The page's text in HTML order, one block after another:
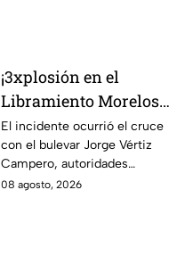
¡3xplosión en el
Libramiento Morelos
en León! Genera la
movilización de los
cuerpos de emergencia;
esto sabemos
El incidente ocurrió el cruce
con el bulevar Jorge Vértiz
Campero, autoridades
acordonaron la zona.
08 agosto, 2026